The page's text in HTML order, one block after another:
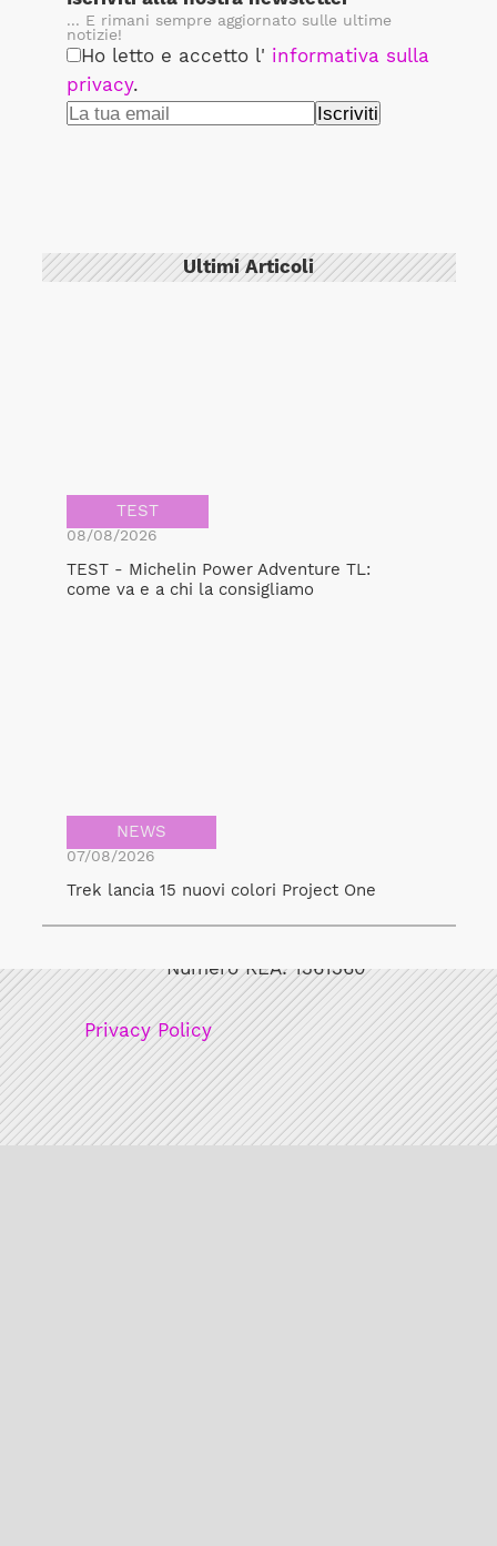
... E rimani sempre aggiornato sulle ultime
notizie!
Ho letto e accetto l' informativa sulla
privacy.
Ultimi Articoli
TEST
08/08/2026
TEST - Michelin Power Adventure TL:
come va e a chi la consigliamo
NEWS
07/08/2026
Trek lancia 15 nuovi colori Project One
Numero REA: 1361360
Privacy Policy